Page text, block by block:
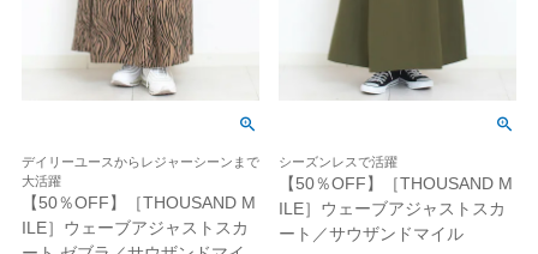
デイリーユースからレジャーシーンまで
大活躍
【50％OFF】［THOUSAND M
ILE］ウェーブアジャストスカ
シーズンレスで活躍
【50％OFF】［THOUSAND M
ILE］ウェーブアジャストスカ
ート／サウザンドマイル